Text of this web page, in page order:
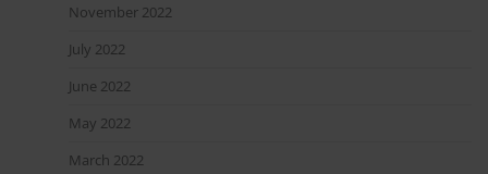
November 2022
July 2022
June 2022
May 2022
March 2022